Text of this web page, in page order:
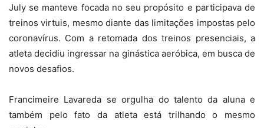
July se manteve focada no seu propósito e participava de
treinos virtuis, mesmo diante das limitações impostas pelo
coronavírus. Com a retomada dos treinos presenciais, a
atleta decidiu ingressar na ginástica aeróbica, em busca de
novos desafios.
Francimeire Lavareda se orgulha do talento da aluna e
também pelo fato da atleta está trilhando o mesmo